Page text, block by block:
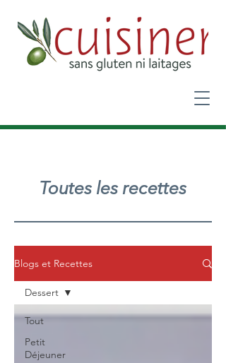
Toutes les recettes
Blogs et Recettes
Tout
Petit
Déjeuner
Dessert